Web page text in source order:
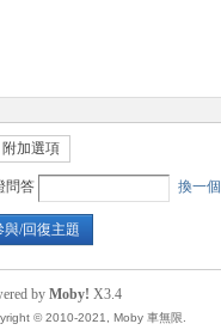
附加選項
問答 換一個
與/回復主題
by Moby! X3.4
© 2010-2021, Moby 車無限.